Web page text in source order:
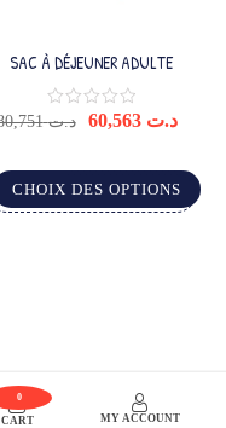
SAC À DÉJEUNER ADULTE
د.ت80,751 د.ت 60,563
CHOIX DES OPTIONS
0
CART MY ACCOUNT